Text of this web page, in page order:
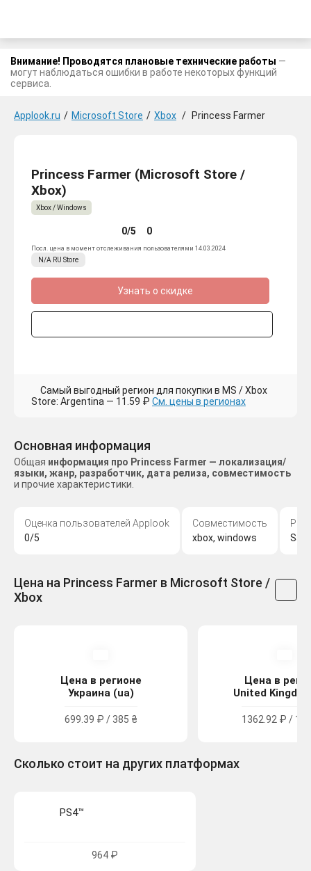
Внимание! Проводятся плановые технические работы —
могут наблюдаться ошибки в работе некоторых функций
сервиса.
Applook.ru / Microsoft Store / Xbox / Princess Farmer
Princess Farmer (Microsoft Store /
Xbox)
Xbox / Windows
0/5 0
Посл. цена в момент отслеживания пользователями 14.03.2024
N/A RU Store
Узнать о скидке
Самый выгодный регион для покупки в MS / Xbox
Store: Argentina — 11.59 ₽ См. цены в регионах
Основная информация
Общая информация про Princess Farmer — локализация/
языки, жанр, разработчик, дата релиза, совместимость
и прочие характеристики.
Оценка пользователей Applook
0/5
Совместимость
xbox, windows
Цена на Princess Farmer в Microsoft Store /
Xbox
Цена в регионе
Украина (ua)
699.39 ₽ / 385 ₴
Цена в
United
1362.92 ₽ /
Сколько стоит на других платформах
PS4™
964 ₽